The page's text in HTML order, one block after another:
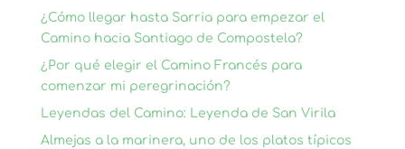
¿Cómo llegar hasta Sarria para empezar el
Camino hacia Santiago de Compostela?
¿Por qué elegir el Camino Francés para
comenzar mi peregrinación?
Leyendas del Camino: Leyenda de San Virila
Almejas a la marinera, uno de los platos típicos